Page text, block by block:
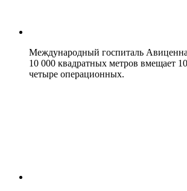
Международный госпиталь
10 000 квадратных метров вмещает
четыре операционных.